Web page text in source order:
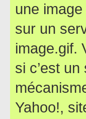
une
sur un
image.gif.
si c’est
Yahoo!,